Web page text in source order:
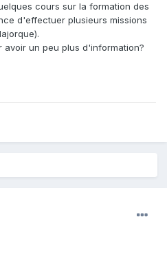
cours sur la formation des
d'effectuer plusieurs missions
un peu plus d'information?